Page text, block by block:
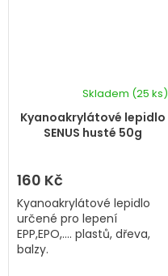
Kyanoakrylátové lepidlo
SENUS husté 50g
Skladem (25 ks)
160 Kč
Kyanoakrylátové lepidlo
určené pro lepení
EPP,EPO,.... plastů, dřeva,
balzy.